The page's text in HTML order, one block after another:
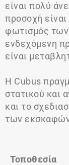
είναι πολύ
προσοχή
φωτισμός των
ενδεχόμενη
είναι
Η Cubus
στατικού και
και το
των
Τοποθεσία